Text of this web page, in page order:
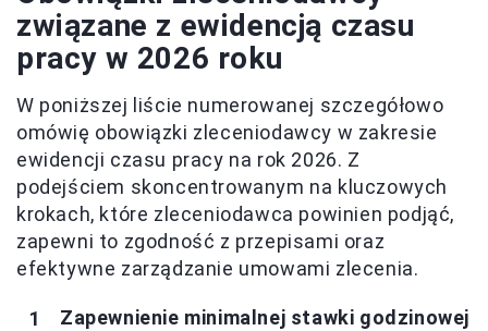
związane z ewidencją czasu
pracy w 2026 roku
W poniższej liście numerowanej szczegółowo
omówię obowiązki zleceniodawcy w zakresie
ewidencji czasu pracy na rok 2026. Z
podejściem skoncentrowanym na kluczowych
krokach, które zleceniodawca powinien podjąć,
zapewni to zgodność z przepisami oraz
efektywne zarządzanie umowami zlecenia.
Zapewnienie minimalnej stawki godzinowej